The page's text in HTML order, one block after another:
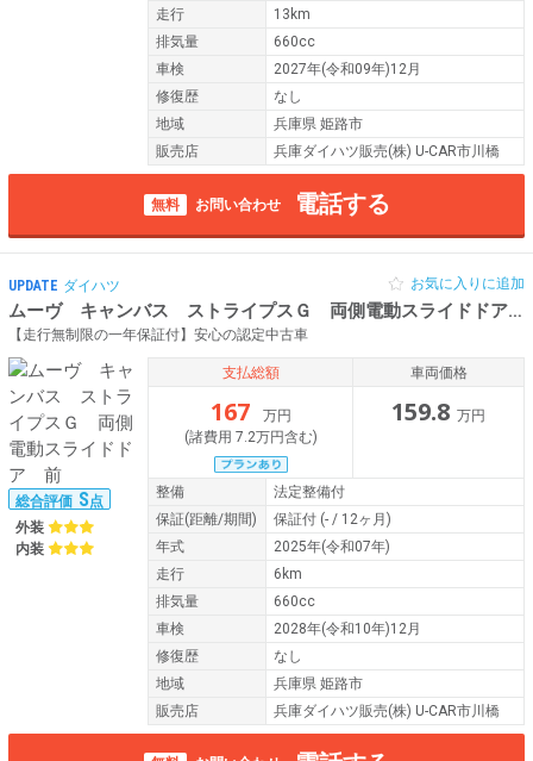
走行
13km
排気量
660cc
車検
2027年(令和09年)12月
修復歴
なし
地域
兵庫県 姫路市
販売店
兵庫ダイハツ販売(株) U-CAR市川橋
無料 お問い合わせ 電話する
UPDATE ダイハツ
ムーヴ キャンバス ストライプスＧ 両側電動スライドドア 前
【走行無制限の一年保証付】安心の認定中古車
お気に入りに追加
総合評価 S点
外装
内装
支払総額
167
万円
(諸費用 7.2万円含む)
車両価格
159.8 万円
整備
法定整備付
保証(距離/期間) 保証付 (- / 12ヶ月)
年式
2025年(令和07年)
走行
6km
排気量
660cc
車検
2028年(令和10年)12月
修復歴
なし
地域
兵庫県 姫路市
販売店
兵庫ダイハツ販売(株) U-CAR市川橋